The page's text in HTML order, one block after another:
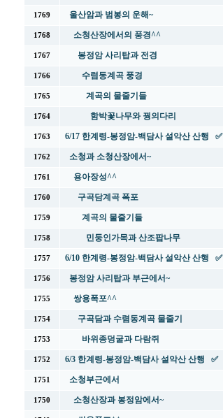
1769 울산암과 범봉의 운해~
1768 소청산장에서의 풍경^^
1767 봉정암 사리탑과 전경
1766 수렴동계곡 풍경
1765 계곡의 물줄기들
1764 함박꽃나무와 꿩의다리
1763 6/17 한계령-봉정암-백담사 설악산 산행 ✅
1762 소청과 소청산장에서~
1761 용아장성^^
1760 구곡담계곡 폭포
1759 계곡의 물줄기들
1758 민둥인가목과 산조팝나무
1757 6/10 한계령-봉정암-백담사 설악산 산행 ✅
1756 봉정암 사리탑과 부근에서~
1755 쌍용폭포^^
1754 구곡담과 수렴동계곡 물줄기
1753 바위종덩굴과 다람쥐
1752 6/3 한계령-봉정암-백담사 설악산 산행 ✅
1751 소청부근에서
1750 소청산장과 봉정암에서~